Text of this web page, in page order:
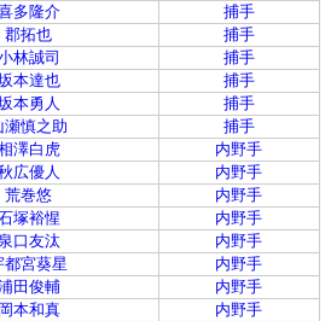
多隆介
捕手
郡拓也
捕手
林誠司
捕手
本達也
捕手
本勇人
捕手
瀬慎之助
捕手
澤白虎
内野手
広優人
内野手
荒巻悠
内野手
塚裕惺
内野手
泉口友汰
内野手
都宮葵星
内野手
田俊輔
内野手
岡本和真
内野手